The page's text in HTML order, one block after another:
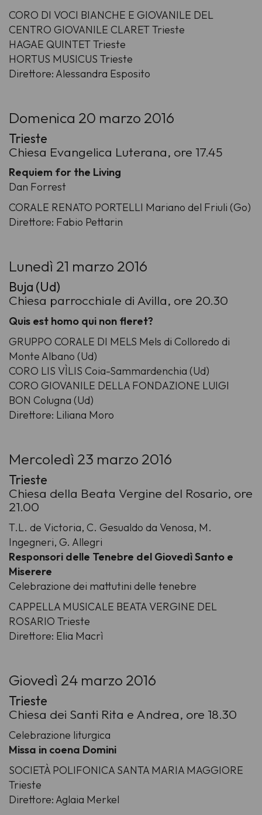
CORO DI VOCI BIANCHE E GIOVANILE DEL
CENTRO GIOVANILE CLARET Trieste
HAGAE QUINTET Trieste
HORTUS MUSICUS Trieste
Direttore: Alessandra Esposito
Domenica 20 marzo 2016
Trieste
Chiesa Evangelica Luterana, ore 17.45
Requiem for the Living
Dan Forrest
CORALE RENATO PORTELLI Mariano del Friuli (Go)
Direttore: Fabio Pettarin
Lunedì 21 marzo 2016
Buja (Ud)
Chiesa parrocchiale di Avilla, ore 20.30
Quis est homo qui non fleret?
GRUPPO CORALE DI MELS Mels di Colloredo di
Monte Albano (Ud)
CORO LIS VÌLIS Coia-Sammardenchia (Ud)
CORO GIOVANILE DELLA FONDAZIONE LUIGI
BON Colugna (Ud)
Direttore: Liliana Moro
Mercoledì 23 marzo 2016
Trieste
Chiesa della Beata Vergine del Rosario, ore
21.00
T.L. de Victoria, C. Gesualdo da Venosa, M.
Ingegneri, G. Allegri
Responsori delle Tenebre del Giovedì Santo e
Miserere
Celebrazione dei mattutini delle tenebre
CAPPELLA MUSICALE BEATA VERGINE DEL
ROSARIO Trieste
Direttore: Elia Macrì
Giovedì 24 marzo 2016
Trieste
Chiesa dei Santi Rita e Andrea, ore 18.30
Celebrazione liturgica
Missa in coena Domini
SOCIETÀ POLIFONICA SANTA MARIA MAGGIORE
Trieste
Direttore: Aglaia Merkel